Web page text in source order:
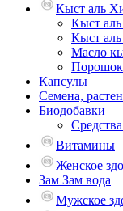
Кыст аль
Кыст
Кыст
Масло
Капсулы
Семена,
Биодобавки
Витамины
Женское
Зам Зам вода
Мужское